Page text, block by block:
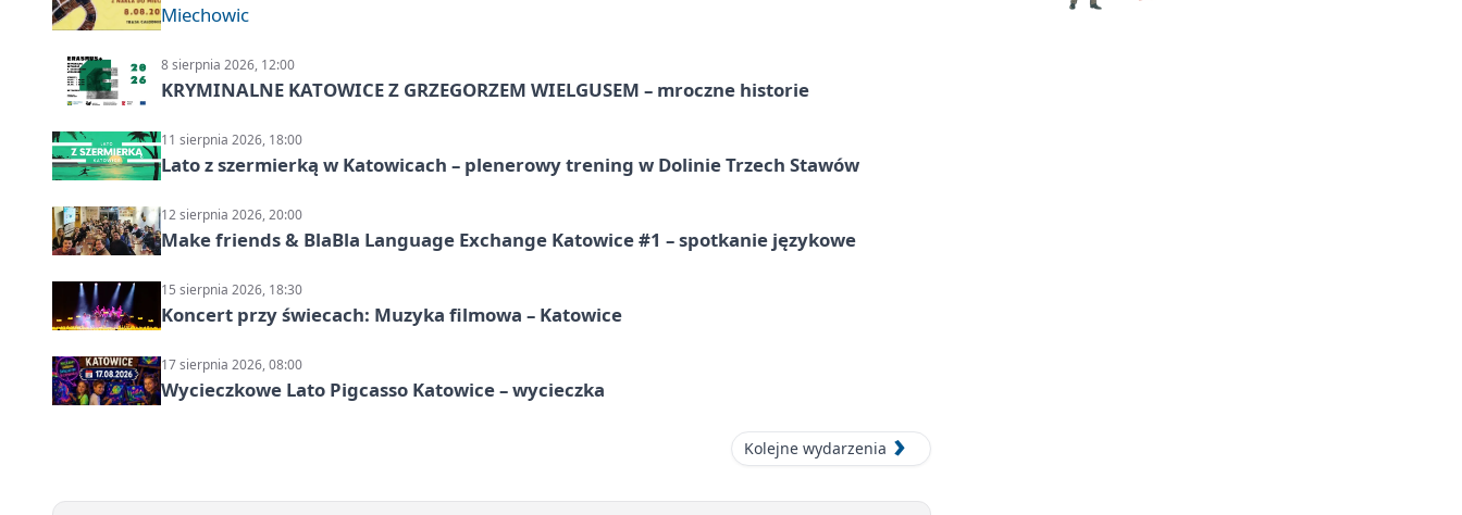
Miechowic
8 sierpnia 2026, 12:00
KRYMINALNE KATOWICE Z GRZEGORZEM WIELGUSEM – mroczne historie
11 sierpnia 2026, 18:00
Lato z szermierką w Katowicach – plenerowy trening w Dolinie Trzech Stawów
12 sierpnia 2026, 20:00
Make friends & BlaBla Language Exchange Katowice #1 – spotkanie językowe
15 sierpnia 2026, 18:30
Koncert przy świecach: Muzyka filmowa – Katowice
17 sierpnia 2026, 08:00
Wycieczkowe Lato Pigcasso Katowice – wycieczka
Kolejne wydarzenia